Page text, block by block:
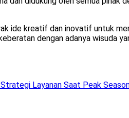
ide kreatif dan inovatif untuk
dengan adanya wisuda
Layanan Saat Peak